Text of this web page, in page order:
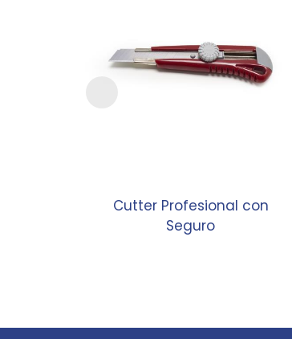
Cutter Profesional con
Seguro